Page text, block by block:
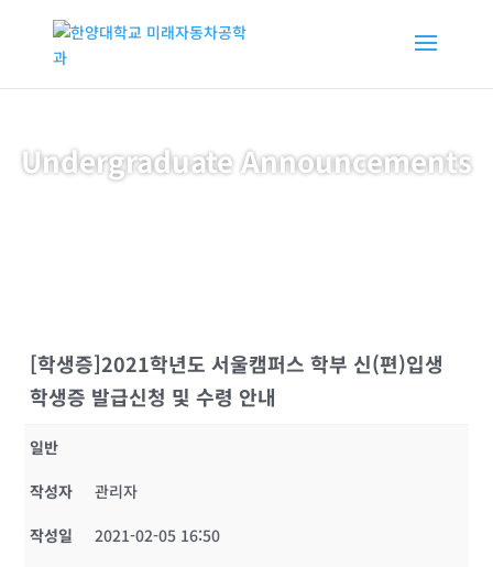
Undergraduate Announcements
[학생증]2021학년도 서울캠퍼스 학부 신(편)입생
학생증 발급신청 및 수령 안내
일반
작성자
관리자
작성일
2021-02-05 16:50